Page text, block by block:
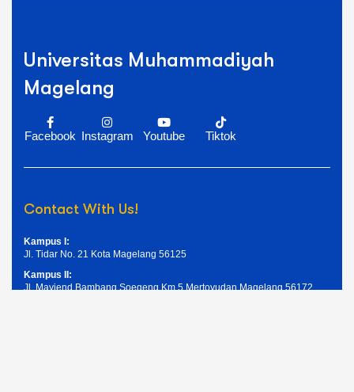
Universitas Muhammadiyah
Magelang
Facebook Instagram Youtube Tiktok
Contact With Us!
Kampus I:
Jl. Tidar No. 21 Kota Magelang 56125
Kampus II:
Jl. Mayjend Bambang Soegeng Km.5 Mertoyudan Magelang 56172